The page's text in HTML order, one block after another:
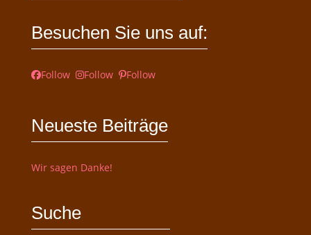
Besuchen Sie uns auf:
Follow Follow Follow
Neueste Beiträge
Wir sagen Danke!
Suche